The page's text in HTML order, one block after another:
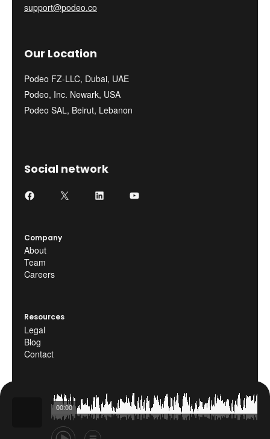
support@podeo.co
Our Location
Podeo FZ-LLC, Dubai, UAE
Podeo, Inc. Newark, USA
Podeo SAL, Beirut, Lebanon
Social network
Company
About
Team
Careers
Resources
Legal
Blog
Contact
00:00